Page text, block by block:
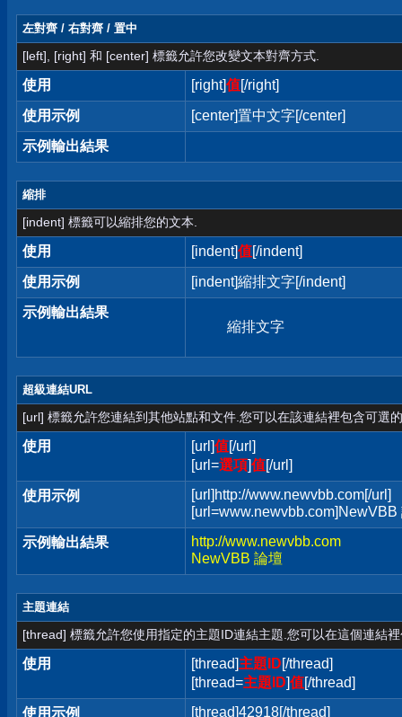
左對齊 / 右對齊 / 置中
[left], [right] 和 [center] 標籤允許您改變文本對齊方式.
使用 [right]值[/right]
使用示例
[center]置中文字[/center]
示例輸出結果
縮排
[indent] 標籤可以縮排您的文本.
使用 [indent]值[/indent]
使用示例
[indent]縮排文字[/indent]
示例輸出結果
縮排文字
超級連結URL
[url] 標籤允許您連結到其他站點和文件.您可以在該連結裡包含可選
使用 [url]值[/url]
[url=選項]值[/url]
使用示例
[url]http://www.newvbb.com[/url]
[url=www.newvbb.com]NewVBB
示例輸出結果
http://www.newvbb.com
NewVBB 論壇
主題連結
[thread] 標籤允許您使用指定的主題ID連結主題.您可以在這個連結
使用 [thread]主題ID[/thread]
[thread=主題ID]值[/thread]
使用示例
[thread]42918[/thread]